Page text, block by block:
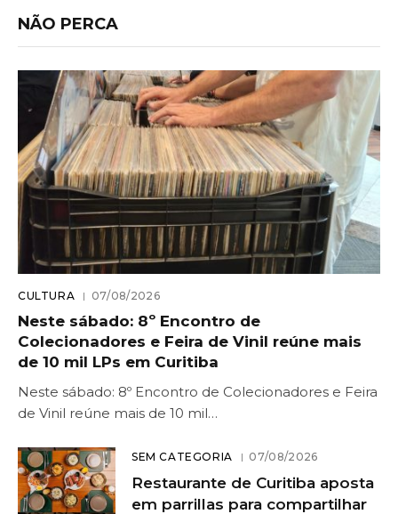
NÃO PERCA
CULTURA 07/08/2026
Neste sábado: 8º Encontro de
Colecionadores e Feira de Vinil reúne mais
de 10 mil LPs em Curitiba
Neste sábado: 8º Encontro de Colecionadores e Feira
de Vinil reúne mais de 10 mil…
SEM CATEGORIA 07/08/2026
Restaurante de Curitiba aposta
em parrillas para compartilhar